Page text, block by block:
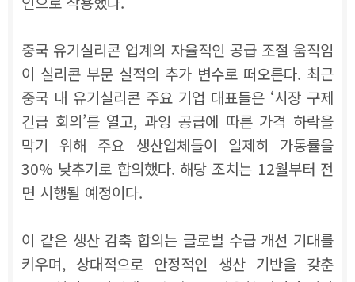
중국 유기실리콘 업계의 자율적인 공급 조절 움직임
이 실리콘 부문 실적의 추가 변수로 떠오른다. 최근
중국 내 유기실리콘 주요 기업 대표들은 ‘시장 구제
긴급 회의’를 열고, 과잉 공급에 따른 가격 하락을
막기 위해 주요 생산업체들이 일제히 가동률을
30% 낮추기로 합의했다. 해당 조치는 12월부터 전
면 시행될 예정이다.
이 같은 생산 감축 합의는 글로벌 수급 개선 기대를
키우며, 상대적으로 안정적인 생산 기반을 갖춘